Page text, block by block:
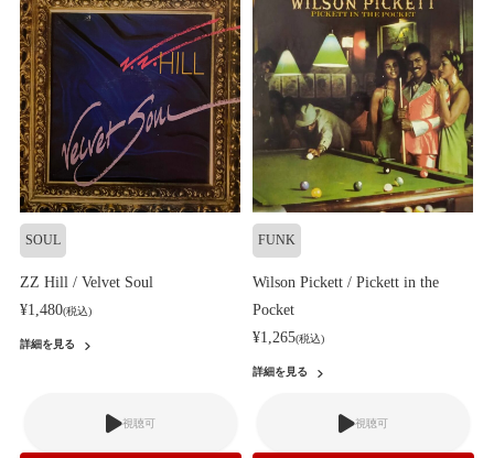
SOUL
ZZ Hill / Velvet Soul
¥1,480(税込)
詳細を見る
視聴可
FUNK
Wilson Pickett / Pickett in the
Pocket
¥1,265(税込)
詳細を見る
視聴可